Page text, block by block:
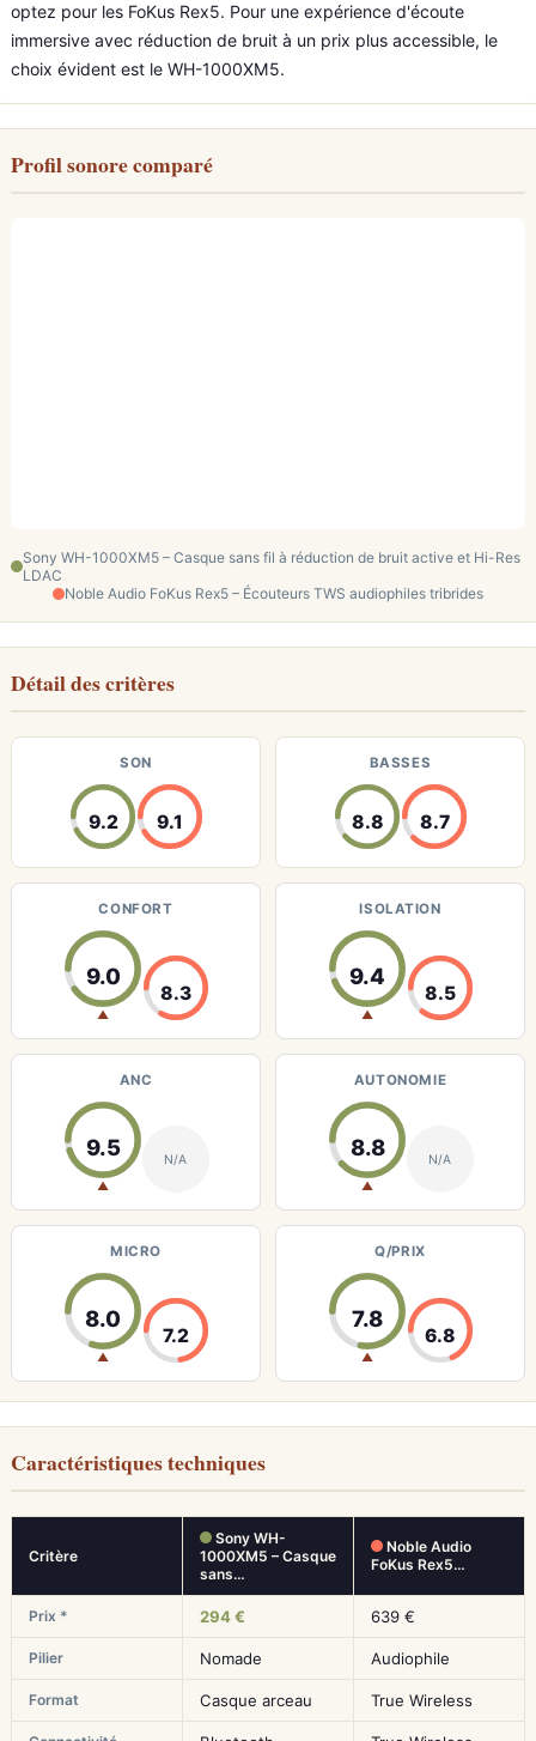
optez pour les FoKus Rex5. Pour une expérience d'écoute
immersive avec réduction de bruit à un prix plus accessible, le
choix évident est le WH-1000XM5.
Profil sonore comparé
Sony WH-1000XM5 – Casque sans fil à réduction de bruit active et Hi-Res
LDAC
Noble Audio FoKus Rex5 – Écouteurs TWS audiophiles tribrides
Détail des critères
SON
9.2 9.1
BASSES
8.8 8.7
CONFORT
9.0
▲
8.3
ISOLATION
9.4
▲
8.5
ANC
9.5
▲
N/A
AUTONOMIE
8.8
▲
N/A
MICRO
8.0
▲
7.2
Q/PRIX
7.8
▲
6.8
Caractéristiques techniques
Critère
Sony WH-
1000XM5 – Casque
sans…
Noble Audio
FoKus Rex5…
Prix * 294 € 639 €
Pilier Nomade Audiophile
Format Casque arceau True Wireless